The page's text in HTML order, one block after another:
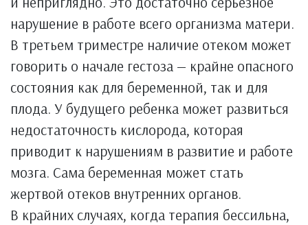
нарушение в работе всего организма матери.
В третьем триместре наличие отеком может
говорить о начале гестоза — крайне опасного
состояния как для беременной, так и для
плода. У будущего ребенка может развиться
недостаточность кислорода, которая
приводит к нарушениям в развитие и работе
мозга. Сама беременная может стать
жертвой отеков внутренних органов.
В крайних случаях, когда терапия бессильна,